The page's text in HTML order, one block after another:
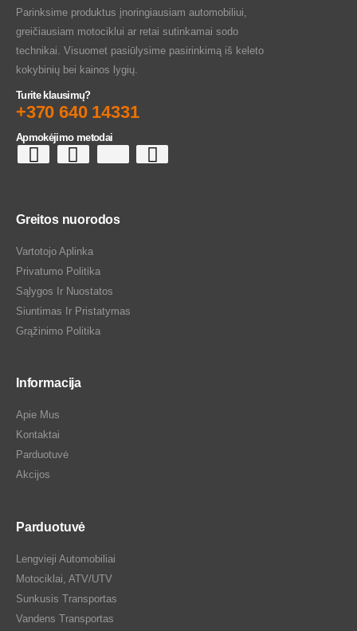
Parinksime produktus įnoringiausiam automobiliui,
greičiausiam motociklui ar retai sutinkamai sodo
technikai. Visuomet pasiūlysime pasirinkimą iš keleto
kokybinių bei kainos lygių.
Turite klausimų?
+370 640 14331
Apmokėjimo metodai
Greitos nuorodos
Vartotojo Aplinka
Privatumo Politika
Sąlygos Ir Nuostatos
Siuntimas Ir Pristatymas
Grąžinimo Politika
Informacija
Apie Mus
Kontaktai
Parduotuvė
Akcijos
Parduotuvė
Lengvieji Automobiliai
Motociklai, ATV/UTV
Sunkusis Transportas
Vandens Transportas